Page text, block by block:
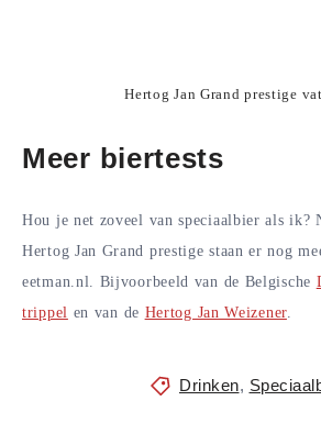
Hertog Jan Grand prestige
Meer biertests
Hou je net zoveel van speciaalbier als ik?
Hertog Jan Grand prestige staan er nog
eetman.nl. Bijvoorbeeld van de Belgische
trippel en van de Hertog Jan Weizener.
Drinken,